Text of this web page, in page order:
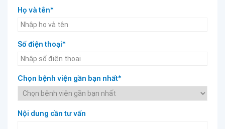
Họ và tên*
Số điện thoại*
Chọn bệnh viện gần bạn nhất*
Nội dung cần tư vấn